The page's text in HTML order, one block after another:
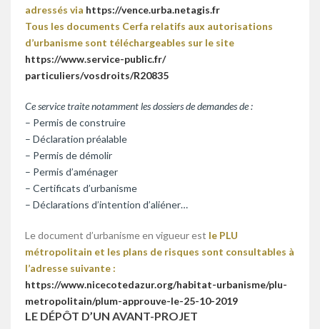
adressés via https://vence.urba.netagis.fr
Tous les documents Cerfa relatifs aux autorisations
d’urbanisme sont téléchargeables sur le site
https://www.service-public.fr/
particuliers/vosdroits/R20835
Ce service traite notamment les dossiers de demandes de :
– Permis de construire
– Déclaration préalable
– Permis de démolir
– Permis d’aménager
– Certificats d’urbanisme
– Déclarations d’intention d’aliéner…
Le document d’urbanisme en vigueur est le PLU
métropolitain et les plans de risques sont consultables à
l’adresse suivante :
https://www.nicecotedazur.org/habitat-urbanisme/plu-
metropolitain/plum-approuve-le-25-10-2019
LE DÉPÔT D’UN AVANT-PROJET